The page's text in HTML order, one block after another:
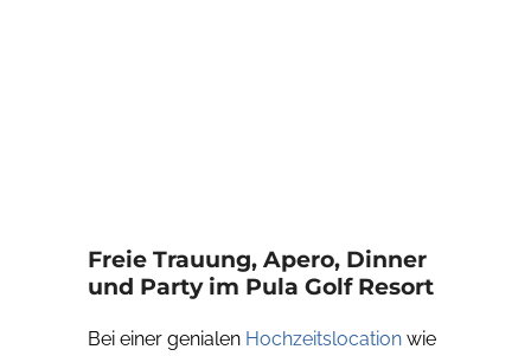
Freie Trauung, Apero, Dinner
und Party im Pula Golf Resort
Bei einer genialen Hochzeitslocation wie